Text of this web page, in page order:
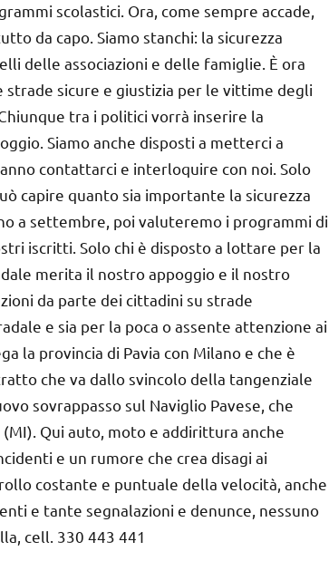
scolastici. Ora, come sempre accade,
da capo. Siamo stanchi: la sicurezza
delle associazioni e delle famiglie. È ora
strade sicure e giustizia per le vittime degli
tra i politici vorrà inserire la
Siamo anche disposti a metterci a
contattarci e interloquire con noi. Solo
capire quanto sia importante la sicurezza
a settembre, poi valuteremo i programmi di
iscritti. Solo chi è disposto a lottare per la
merita il nostro appoggio e il nostro
da parte dei cittadini su strade
e sia per la poca o assente attenzione ai
la provincia di Pavia con Milano e che è
che va dallo svincolo della tangenziale
sovrappasso sul Naviglio Pavese, che
Qui auto, moto e addirittura anche
e un rumore che crea disagi ai
costante e puntuale della velocità, anche
e tante segnalazioni e denunce, nessuno
cell. 330 443 441